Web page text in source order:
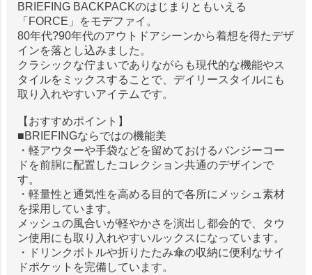
BRIEFING BACKPACKのはじまりともいえる
「FORCE」をモデファイ。
80年代?90年代のアウトドアシーンから着想を得たデザ
インを落とし込みました。
クラシックな佇まいでありながらも現代的な機能やス
タイルをミックスすることで、デイリースタイルにも
取り入れやすいアイテムです。
【おすすめポイント】
■BRIEFINGならではの機能美
・軽アウターや手袋などを留めておけるバンジーコー
ドを前胴に配置したコレクション共通のデザインで
す。
・軽量性と通気性を高める目的で各所にメッシュ素材
を採用しています。
メッシュの風合いが軽やかさを演出し都会的で、タウ
ン使用にも取り入れやすいルックスになっています。
・ドリンクボトルや折りたたみ傘の収納に便利なサイ
ドポケットを完備しています。